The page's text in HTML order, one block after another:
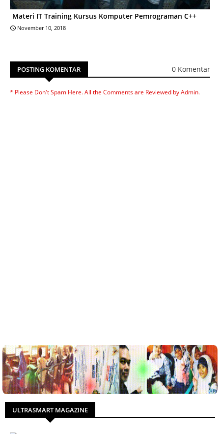
Materi IT Training Kursus Komputer Pemrograman C++
November 10, 2018
POSTING KOMENTAR 0 Komentar
* Please Don't Spam Here. All the Comments are Reviewed by Admin.
ULTRASMART MAGAZINE